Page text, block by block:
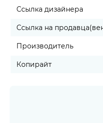
Ссылка дизайнера
Ссылка на
Производитель
Копирайт